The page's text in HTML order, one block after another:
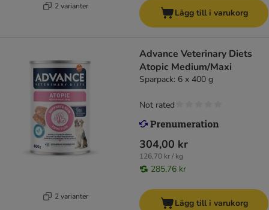
2 varianter
Lägg till i varukorg
2 varianter
Advance Veterinary Diets
Atopic Medium/Maxi
Sparpack: 6 x 400 g
304,00 kr
126,70 kr / kg
285,76 kr
Not rated
Lägg till i varukorg